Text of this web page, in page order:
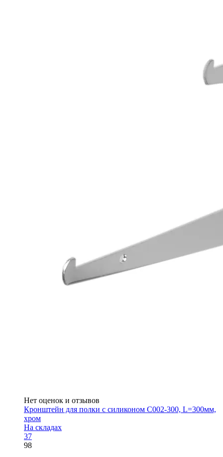
Нет оценок и отзывов
Кронштейн для полки с силиконом C002-300, L=300мм,
хром
На складах
37
98